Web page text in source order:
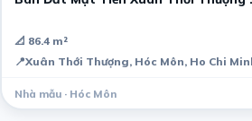
📐 86.4 m²
📍Xuân Thới Thượng, Hóc Môn, Ho Chi
Nhà mẫu · Hóc Môn